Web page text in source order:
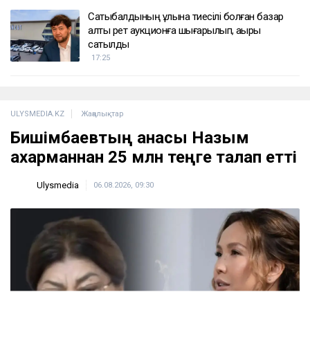
ҚАЗІР ОҚЫЛЫП ЖАТЫР
ҚазМұнайГаз Қашағанға қатысты қойылған
талап туралы ақпаратты жоққа шығарды
Нұрай Серікбайдың өлімі: Шерхан Аймаханнан
10 млрд теңге өтемақы талап етілді
Сатыбалдының ұлына тиесілі болған базар